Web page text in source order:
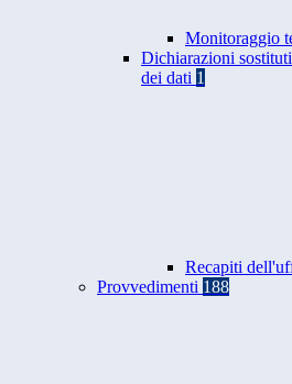
Monitoraggio
Dichiarazioni
dei dati 1
Recapiti
Provvedimenti 188